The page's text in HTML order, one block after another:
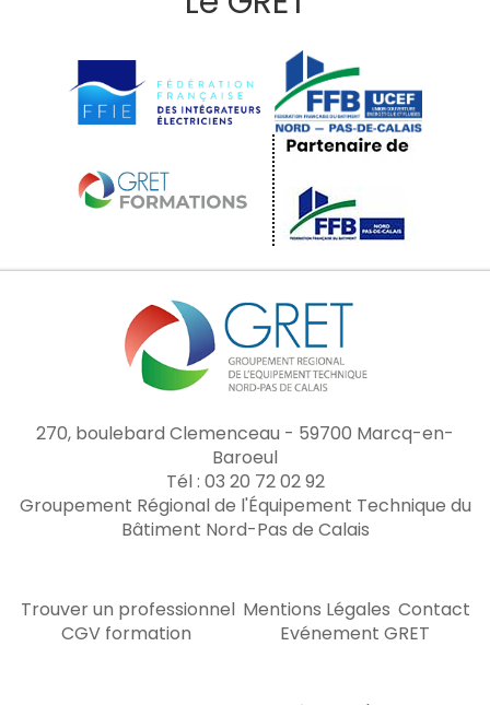
270, boulebard Clemenceau - 59700 Marcq-en-
Baroeul
Tél : 03 20 72 02 92
Groupement Régional de l'Équipement Technique du
Bâtiment Nord-Pas de Calais
Trouver un professionnel Mentions Légales Contact
CGV formation
Evénement GRET